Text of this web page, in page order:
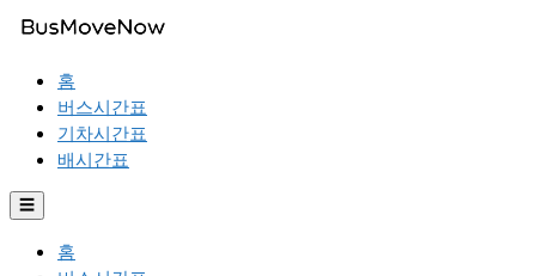
홈
버스시간표
기차시간표
배시간표
☰
홈